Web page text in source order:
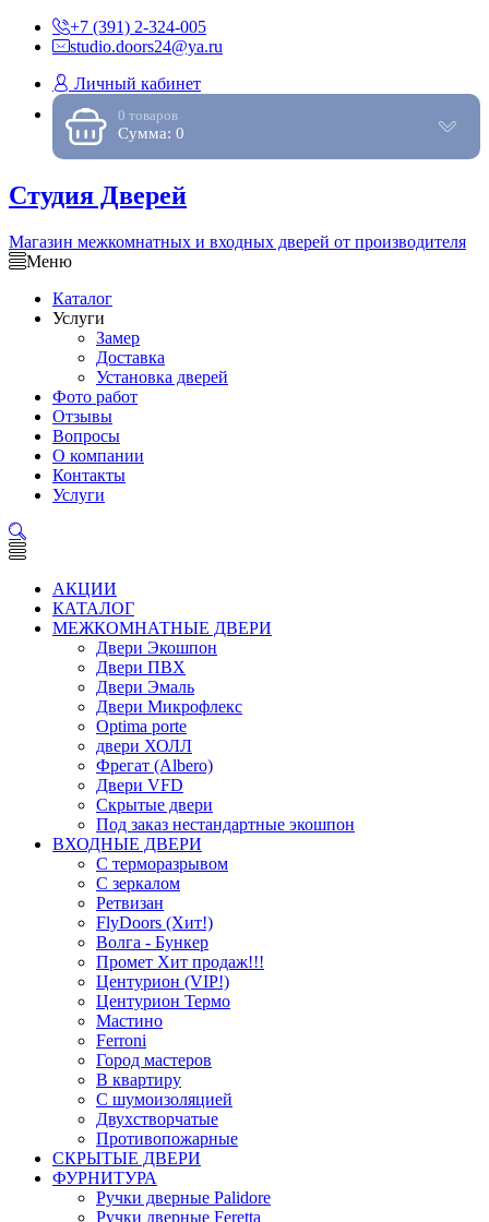
+7 (391) 2-324-005
studio.doors24@ya.ru
Личный кабинет
0 товаров
Сумма: 0
Студия Дверей
Магазин межкомнатных и входных дверей от производителя
Меню
Каталог
Услуги
Замер
Доставка
Установка дверей
Фото работ
Отзывы
Вопросы
О компании
Контакты
Услуги
АКЦИИ
КАТАЛОГ
МЕЖКОМНАТНЫЕ ДВЕРИ
Двери Экошпон
Двери ПВХ
Двери Эмаль
Двери Микрофлекс
Optima porte
двери ХОЛЛ
Фрегат (Albero)
Двери VFD
Скрытые двери
Под заказ нестандартные экошпон
ВХОДНЫЕ ДВЕРИ
С терморазрывом
С зеркалом
Ретвизан
FlyDoors (Хит!)
Волга - Бункер
Промет Хит продаж!!!
Центурион (VIP!)
Центурион Термо
Мастино
Ferroni
Город мастеров
В квартиру
С шумоизоляцией
Двухстворчатые
Противопожарные
СКРЫТЫЕ ДВЕРИ
ФУРНИТУРА
Ручки дверные Palidore
Ручки дверные Feretta